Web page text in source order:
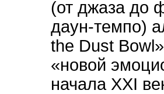
(от джаза до
даун-темпо)
the Dust
«новой
начала XXI